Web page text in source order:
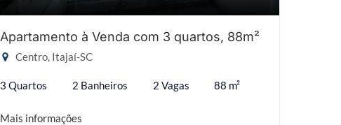
Apartamento à Venda com 3 quartos, 88m²
Centro, Itajaí-SC
3 Quartos 2 Banheiros 2 Vagas 88 m²
Mais informações